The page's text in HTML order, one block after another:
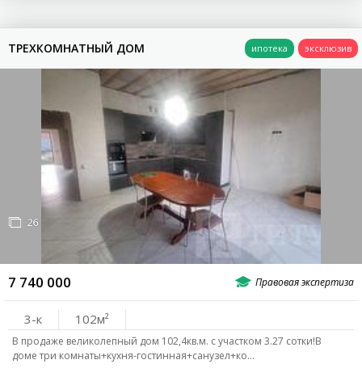
ТРЕХКОМНАТНЫЙ ДОМ
7 740 000
26
3-к 102
В продаже великолепный дом 102,4кв.м. с участком 3.27 сотки!В
доме три комнаты+кухня-гостинная+санузел+ко…